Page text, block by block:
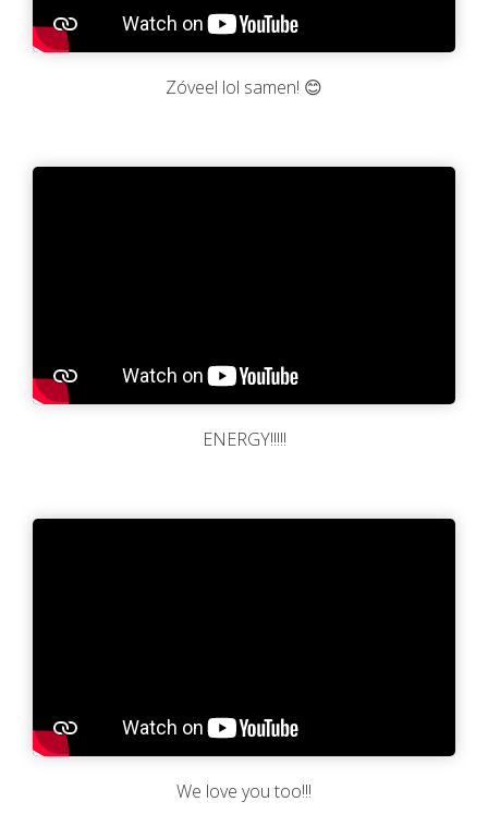
Zóveel lol samen! 😊
ENERGY!!!!!
We love you too!!!